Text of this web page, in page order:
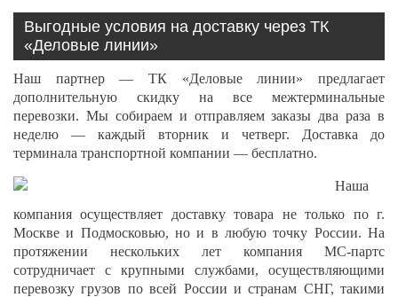
Выгодные условия на доставку через ТК
«Деловые линии»
Наш партнер — ТК «Деловые линии» предлагает
дополнительную скидку на все межтерминальные
перевозки. Мы собираем и отправляем заказы два раза в
неделю — каждый вторник и четверг. Доставка до
терминала транспортной компании — бесплатно.
Наша
компания осуществляет доставку товара не только по г.
Москве и Подмосковью, но и в любую точку России. На
протяжении нескольких лет компания МС-партс
сотрудничает с крупными службами, осуществляющими
перевозку грузов по всей России и странам СНГ, такими